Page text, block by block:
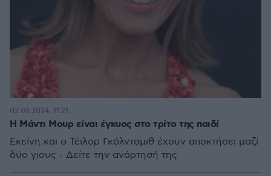
Η Μάντι Μουρ είναι έγκυος στο τρίτο της παιδί
Εκείνη και ο Τέιλορ Γκόλντσμιθ έχουν αποκτήσει μαζί
δύο γιους - Δείτε την ανάρτησή της
02.06.2024, 11:21